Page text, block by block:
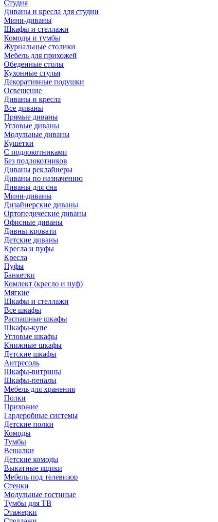
Студия
Диваны и кресла для студии
Мини-диваны
Шкафы и стеллажи
Комоды и тумбы
Журнальные столики
Мебель для прихожей
Обеденные столы
Кухонные стулья
Декоративные подушки
Освещение
Диваны и кресла
Все диваны
Прямые диваны
Угловые диваны
Модульные диваны
Кушетки
С подлокотниками
Без подлокотников
Диваны реклайнеры
Диваны по назначению
Диваны для сна
Мини-диваны
Дизайнерские диваны
Ортопедические диваны
Офисные диваны
Дивны-кровати
Детские диваны
Кресла и пуфы
Кресла
Пуфы
Банкетки
Комлект (кресло и пуф)
Мягкие
Шкафы и стеллажи
Все шкафы
Распашные шкафы
Шкафы-купе
Угловые шкафы
Книжные шкафы
Детские шкафы
Антресоль
Шкафы-витрины
Шкафы-пеналы
Мебель для хранения
Полки
Прихожие
Гардеробные системы
Детские полки
Комоды
Тумбы
Вешалки
Детские комоды
Выкатные ящики
Мебель под телевизор
Стенки
Модульные гостиные
Тумбы для ТВ
Этажерки